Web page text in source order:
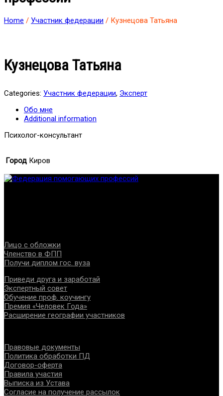
Home / Участник федерации / Кузнецова Татьяна
Кузнецова Татьяна
Categories: Участник федерации, Эксперт
Обо мне
Additional information
Психолог-консультант
Город Киров
Лицо с обложки
Членство в ФПП
Получи диплом гос. вуза
Приведи друга и заработай
Экспертный совет
Обучение проф. коучингу
Премия «Человек Года»
Расширение географии участников
Правовые документы
Политика обработки ПД
Договор-оферта
Правила участия
Выписка из Устава
Согласие на получение рассылок